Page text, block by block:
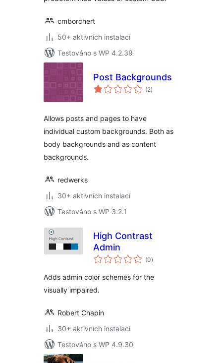
cmborchert
50+ aktivních instalací
Testováno s WP 4.2.39
Post Backgrounds
(2celkové
hodnocení
)
Allows posts and pages to have
individual custom backgrounds. Both as
body backgrounds and as content
backgrounds.
redwerks
30+ aktivních instalací
Testováno s WP 3.2.1
High Contrast
Admin
(0celkové
hodnocení
)
Adds admin color schemes for the
visually impaired.
Robert Chapin
30+ aktivních instalací
Testováno s WP 4.9.30